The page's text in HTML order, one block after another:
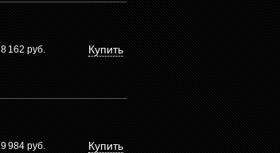
8 162 руб. Купить
9 984 руб. Купить